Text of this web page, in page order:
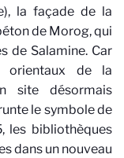
la façade de la
de Morog, qui
de Salamine. Car
orientaux de la
site désormais
le symbole de
les bibliothèques
dans un nouveau